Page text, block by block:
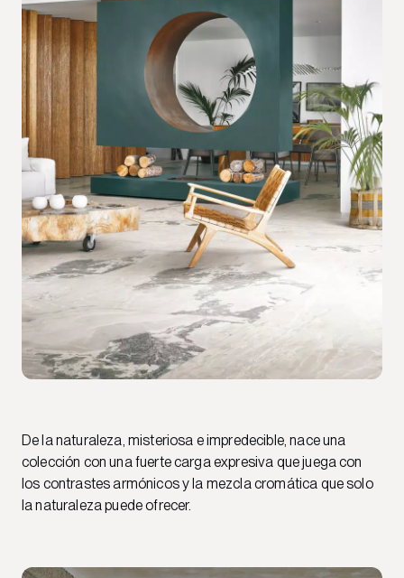
De la naturaleza, misteriosa e impredecible, nace una
colección con una fuerte carga expresiva que juega con
los contrastes armónicos y la mezcla cromática que solo
la naturaleza puede ofrecer.